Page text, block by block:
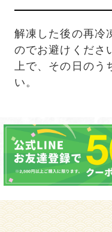
解凍した後の再冷
のでお避けくださ
上で、その日のう
い。